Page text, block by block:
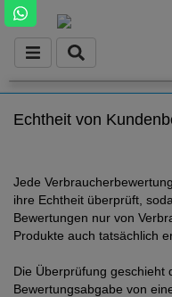
Echtheit von
Jede
ihre Echtheit überprüft,
Bewertungen nur von
Produkte auch tatsächlich
Die Überprüfung geschieht
Bewertungsabgabe von